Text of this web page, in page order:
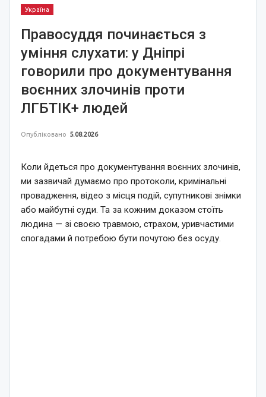
Україна
Правосуддя починається з
уміння слухати: у Дніпрі
говорили про документування
воєнних злочинів проти
ЛГБТІК+ людей
Опубліковано 5.08.2026
Коли йдеться про документування воєнних злочинів,
ми зазвичай думаємо про протоколи, кримінальні
провадження, відео з місця подій, супутникові знімки
або майбутні суди. Та за кожним доказом стоїть
людина — зі своєю травмою, страхом, уривчастими
спогадами й потребою бути почутою без осуду.